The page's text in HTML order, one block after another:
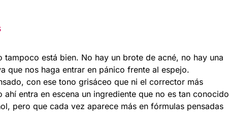
está bien. No hay un brote de acné, no hay una
que nos haga entrar en pánico frente al espejo.
con ese tono grisáceo que ni el corrector más
entra en escena un ingrediente que no es tan conocido
pero que cada vez aparece más en fórmulas pensadas